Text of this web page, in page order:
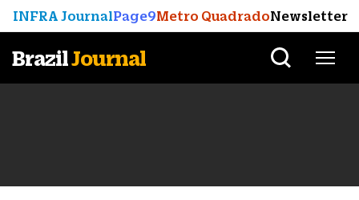
INFRA JournalPage9Metro QuadradoNewsletter
BrazilJournal